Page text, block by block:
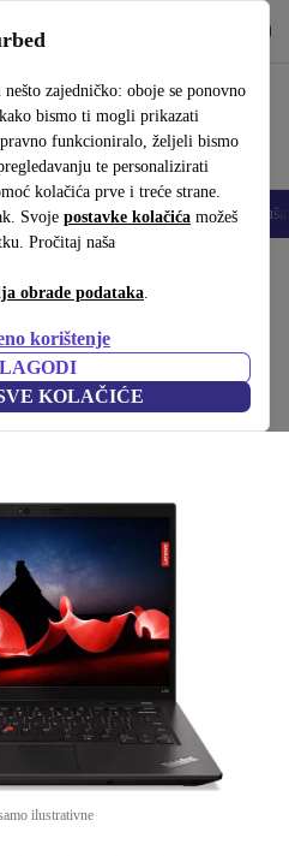
zajedničko: oboje se ponovno
bismo ti mogli prikazati
funkcioniralo, željeli bismo
te personalizirati
kolačića prve i treće strane.
Svoje postavke kolačića možeš
Pročitaj naša
obrade podataka.
korištenje
KOLAČIĆE
Tableti Pametni satovi Dodaci
računala
G4 | i5-
tipkovnice |
581,46 €
1.399,00 €
ilustrativne